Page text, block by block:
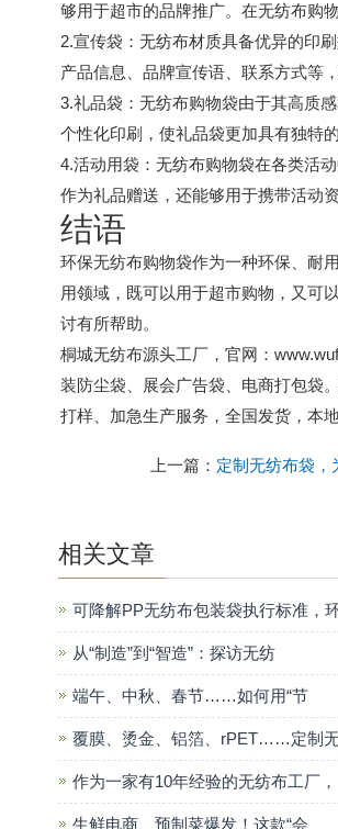
够用于超市的品牌推广。在无纺布购
2.宣传袋：无纺布材质具备优异的印
产品信息、品牌宣传语、联系方式等
3.礼品袋：无纺布购物袋由于其高质
个性化印刷，使礼品袋更加具有独特的
4.活动用袋：无纺布购物袋在各类活
作为礼品赠送，还能够用于携带活动
结语
环保无纺布购物袋作为一种环保、耐
用领域，既可以用于超市购物，又可
讨有所帮助。
桐城无纺布源头工厂，官网：
装防尘袋、展会广告袋、电商打包袋
打样、加急生产服务，全国发货，本
上一篇： 定制无纺布袋，
相关文章
可降解PP无纺布包装袋执行标准，
从“制造”到“智造”：探访无纺
端午、中秋、春节……如何用“节
覆膜、烫金、铝箔、rPET……定制
作为一家有10年经验的无纺布工厂，
生鲜电商、预制菜爆发！这款“会